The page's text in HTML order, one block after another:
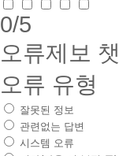
0/5
오류제보
오류 유형
잘못된 정보
관련없는 답변
시스템 오류